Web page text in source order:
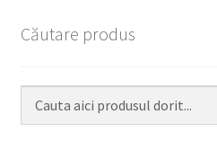
Căutare produs